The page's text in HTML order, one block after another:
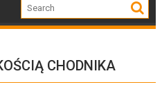
CHODNIKA